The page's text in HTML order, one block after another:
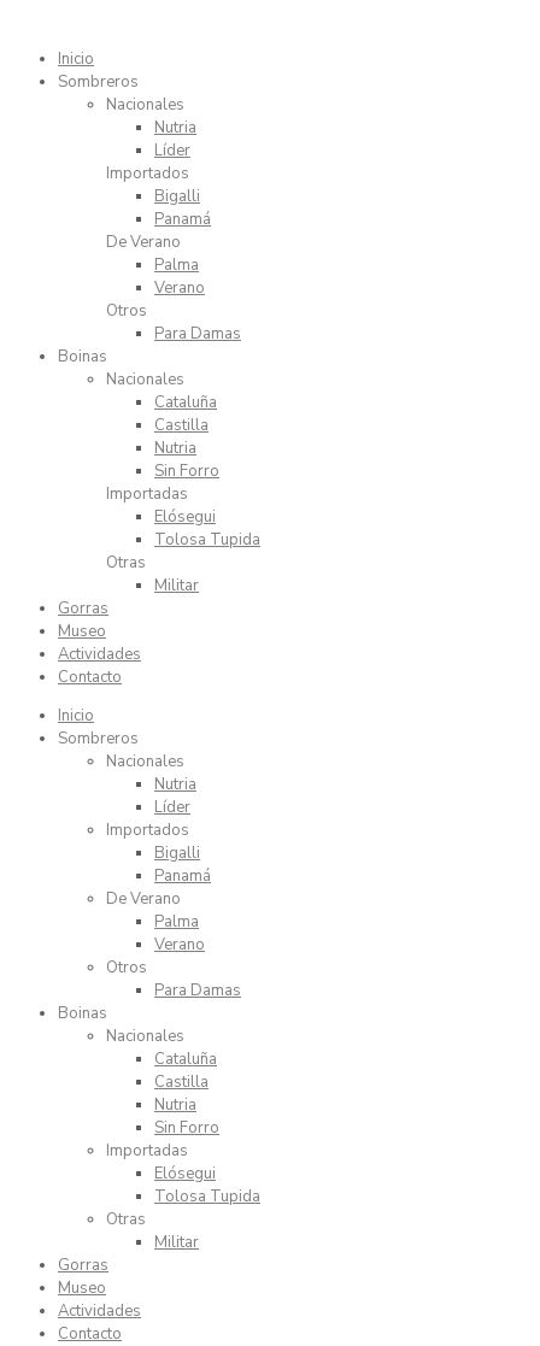
Inicio
Sombreros
Nacionales
Nutria
Líder
Importados
Bigalli
Panamá
De Verano
Palma
Verano
Otros
Para Damas
Boinas
Nacionales
Cataluña
Castilla
Nutria
Sin Forro
Importadas
Elósegui
Tolosa Tupida
Otras
Militar
Gorras
Museo
Actividades
Contacto
Inicio
Sombreros
Nacionales
Nutria
Líder
Importados
Bigalli
Panamá
De Verano
Palma
Verano
Otros
Para Damas
Boinas
Nacionales
Cataluña
Castilla
Nutria
Sin Forro
Importadas
Elósegui
Tolosa Tupida
Otras
Militar
Gorras
Museo
Actividades
Contacto